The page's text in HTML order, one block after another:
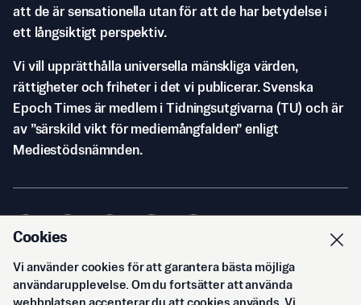
att de är sensationella utan för att de har betydelse i
ett långsiktigt perspektiv.
Vi vill upprätthålla universella mänskliga värden,
rättigheter och friheter i det vi publicerar. Svenska
Epoch Times är medlem i Tidningsutgivarna (TU) och är
av ”särskild vikt för mediemångfalden” enligt
Mediestödsnämnden.
© Svenska Epoch Times AB2026
Cookies
Vi använder cookies för att garantera bästa möjliga
användarupplevelse. Om du fortsätter att använda